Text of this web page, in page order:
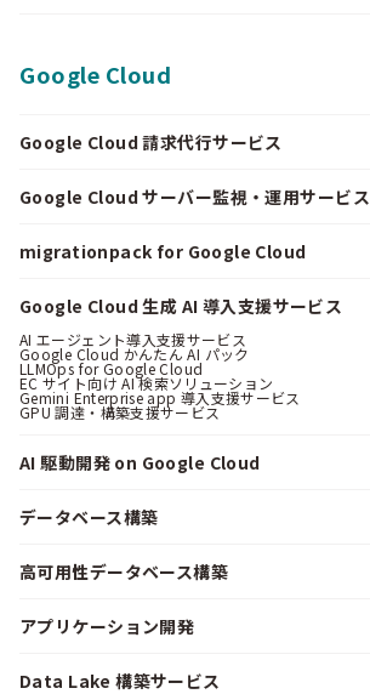
Google Cloud
Google Cloud 請求代行サービス
Google Cloud サーバー監視・運用サービス
migrationpack for Google Cloud
Google Cloud 生成 AI 導入支援サービス
AI エージェント導入支援サービス
Google Cloud かんたん AI パック
LLMOps for Google Cloud
EC サイト向け AI 検索ソリューション
Gemini Enterprise app 導入支援サービス
GPU 調達・構築支援サービス
AI 駆動開発 on Google Cloud
データベース構築
高可用性データベース構築
アプリケーション開発
Data Lake 構築サービス